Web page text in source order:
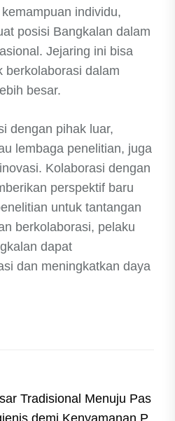
individu,
posisi Bangkalan dalam
Jejaring ini bisa
berkolaborasi dalam
besar.
dengan pihak luar,
lembaga penelitian, juga
Kolaborasi dengan
perspektif baru
untuk tantangan
berkolaborasi, pelaku
dapat
dan meningkatkan daya
Tradisional Menuju Pas
demi Kenyamanan P